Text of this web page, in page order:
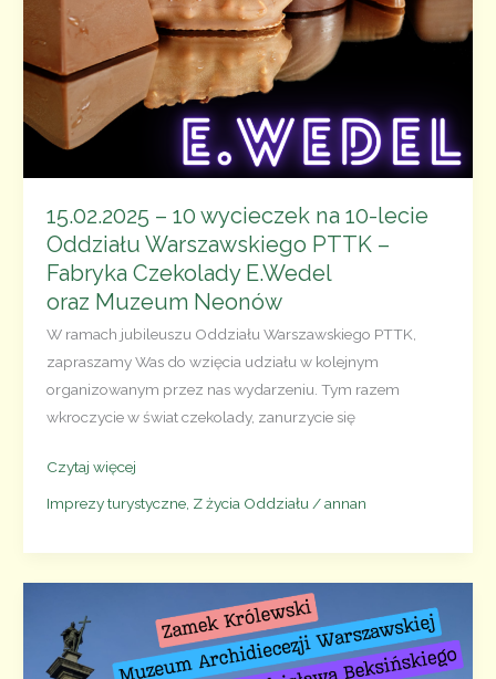
15.02.2025 – 10 wycieczek na 10-lecie
Oddziału Warszawskiego PTTK –
Fabryka Czekolady E.Wedel
oraz Muzeum Neonów
W ramach jubileuszu Oddziału Warszawskiego PTTK,
zapraszamy Was do wzięcia udziału w kolejnym
organizowanym przez nas wydarzeniu. Tym razem
wkroczycie w świat czekolady, zanurzycie się
15.02.2025
wycieczek
Oddziału
Warszawskiego
Czytaj więcej
Imprezy turystyczne, Z życia Oddziału/annan